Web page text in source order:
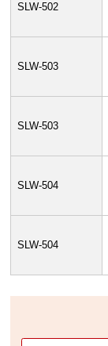
SLW-502
SLW-503
SLW-503
SLW-504
SLW-504